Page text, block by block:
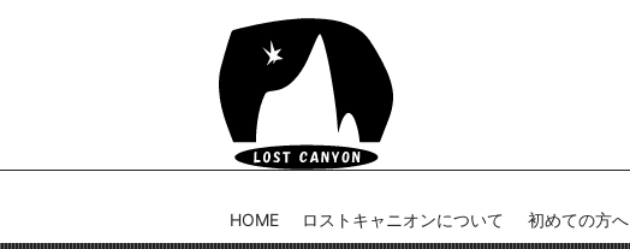
HOME ロストキャニオンについて 初めての方へ